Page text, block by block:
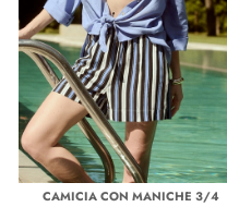
CAMICIA CON MANICHE 3/4